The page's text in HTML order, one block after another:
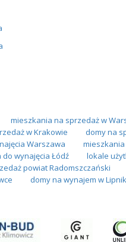
mieszkania na sprzedaż w
w Krakowie domy na
Warszawa
wynajęcia Łódź lokale
powiat Radomszczański
domy na wynajem w